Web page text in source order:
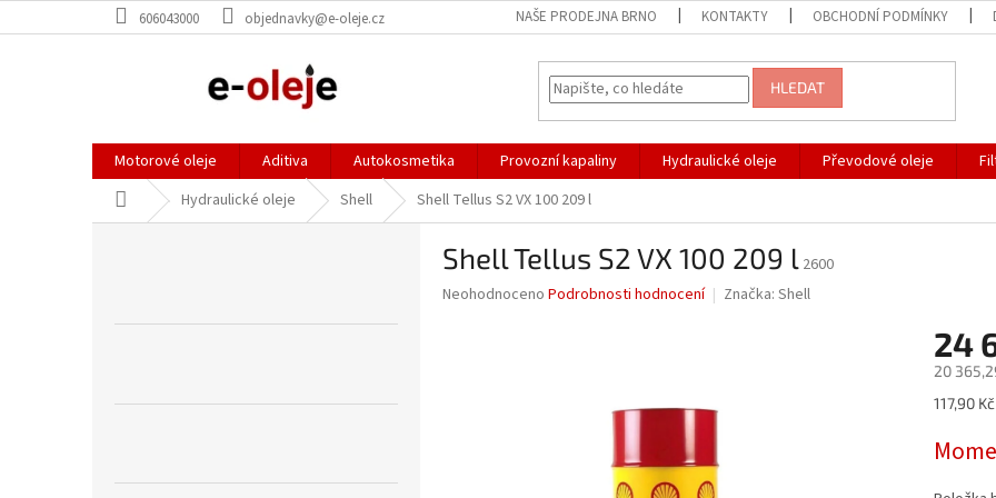
na
606043000 objednavky@e-oleje.cz NAŠE PRODEJNA BRNO KONTAKTY OBCHODNÍ PODMÍNKY
HLEDAT
Motorové oleje Aditiva Autokosmetika Provozní kapaliny Hydraulické oleje Převodové oleje
Domů Hydraulické oleje Shell Shell Tellus S2 VX 100 209 l
Shell Tellus S2 VX 100 209 l 2600
Průměrné
Neohodnoceno Podrobnosti hodnocení Značka: Shell
24
20
Měrná
117,90